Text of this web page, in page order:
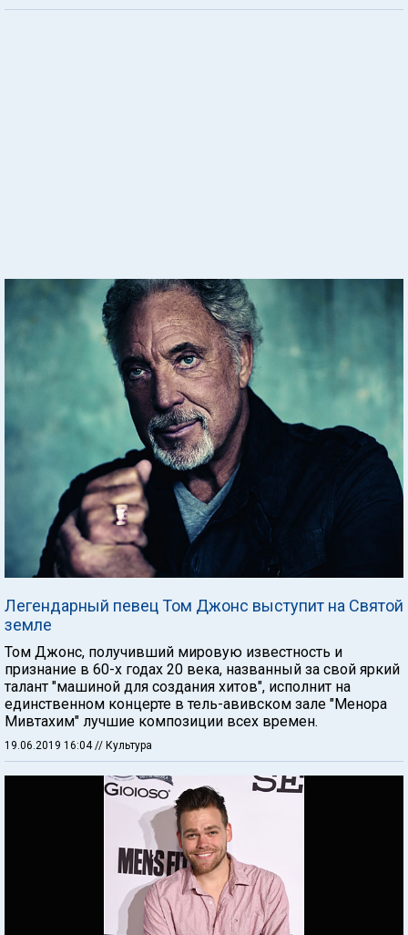
Легендарный певец Том Джонс выступит на Святой
земле
Том Джонс, получивший мировую известность и
признание в 60-х годах 20 века, названный за свой яркий
талант "машиной для создания хитов", исполнит на
единственном концерте в тель-авивском зале "Менора
Мивтахим" лучшие композиции всех времен.
19.06.2019 16:04// Культура